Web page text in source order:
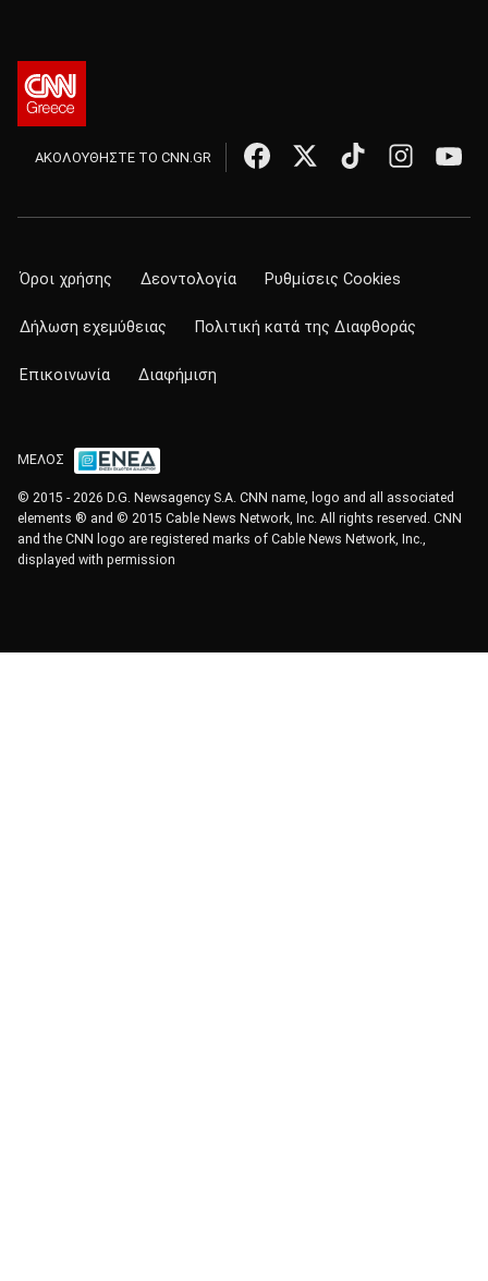
ΑΚΟΛΟΥΘΗΣΤΕ ΤΟ CNN.GR
Όροι χρήσης Δεοντολογία Ρυθμίσεις Cookies
Δήλωση εχεμύθειας Πολιτική κατά της Διαφθοράς
Επικοινωνία Διαφήμιση
ΜΕΛΟΣ
© 2015 - 2026 D.G. Newsagency S.A. CNN name, logo and all associated
elements ® and © 2015 Cable News Network, Inc. All rights reserved. CNN
and the CNN logo are registered marks of Cable News Network, Inc.,
displayed with permission